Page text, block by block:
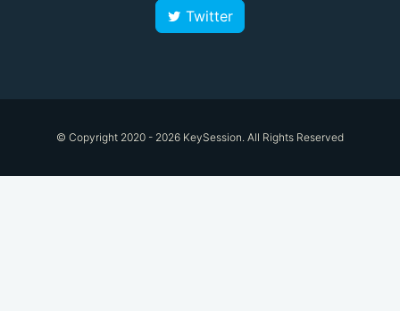
Twitter
© Copyright 2020 - 2026 KeySession. All Rights Reserved